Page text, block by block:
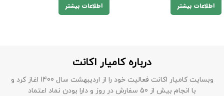
اطلاعات بیشتر
اطلاعات بیشتر
درباره کامیار اکانت
وبسایت کامیار اکانت فعالیت خود را از اردیبهشت سال 1400 اغاز کرد و
با انجام بیش از 50 سفارش در روز و دارا بودن نماد اعتماد